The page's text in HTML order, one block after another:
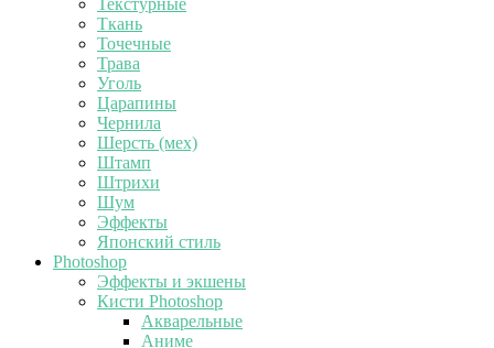
Текстурные
Ткань
Точечные
Трава
Уголь
Царапины
Чернила
Шерсть (мех)
Штамп
Штрихи
Шум
Эффекты
Японский стиль
Photoshop
Эффекты и экшены
Кисти Photoshop
Акварельные
Аниме